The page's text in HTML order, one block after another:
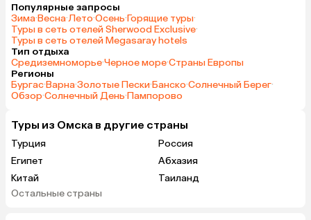
Популярные запросы
Зима·Весна·Лето·Осень·Горящие туры·
Туры в сеть отелей Sherwood Exclusive·
Туры в сеть отелей Megasaray hotels
Тип отдыха
Средиземноморье·Черное море·Страны Европы
Регионы
Бургас·Варна·Золотые Пески·Банско·Солнечный Берег·
Обзор·Солнечный День·Пампорово
Туры из Омска в другие страны
Турция
Россия
Египет
Абхазия
Китай
Таиланд
Вьетнам
Остальные страны